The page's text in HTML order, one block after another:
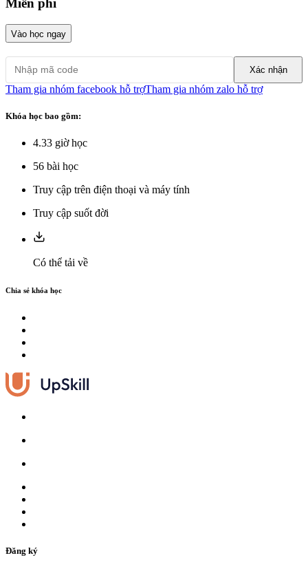
Miễn phí
Vào học ngay
Xác nhận
Tham gia nhóm facebook hỗ trợTham gia nhóm zalo hỗ trợ
Khóa học bao gồm:
4.33 giờ học
56 bài học
Truy cập trên điện thoại và máy tính
Truy cập suốt đời
Có thể tải về
Chia sẻ khóa học
Đăng ký